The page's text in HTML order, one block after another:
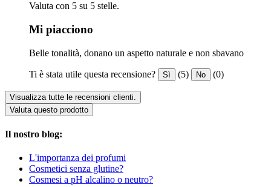
Valuta con 5 su 5 stelle.
Mi piacciono
Belle tonalità, donano un aspetto naturale e non sbavano
Ti è stata utile questa recensione? Sì (5) No (0)
Visualizza tutte le recensioni clienti.
Valuta questo prodotto
Il nostro blog:
L'importanza dei profumi
Cosmetici senza glutine?
Cosmesi a pH alcalino o neutro?